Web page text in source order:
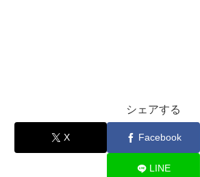
シェアする
X Facebook
LINE